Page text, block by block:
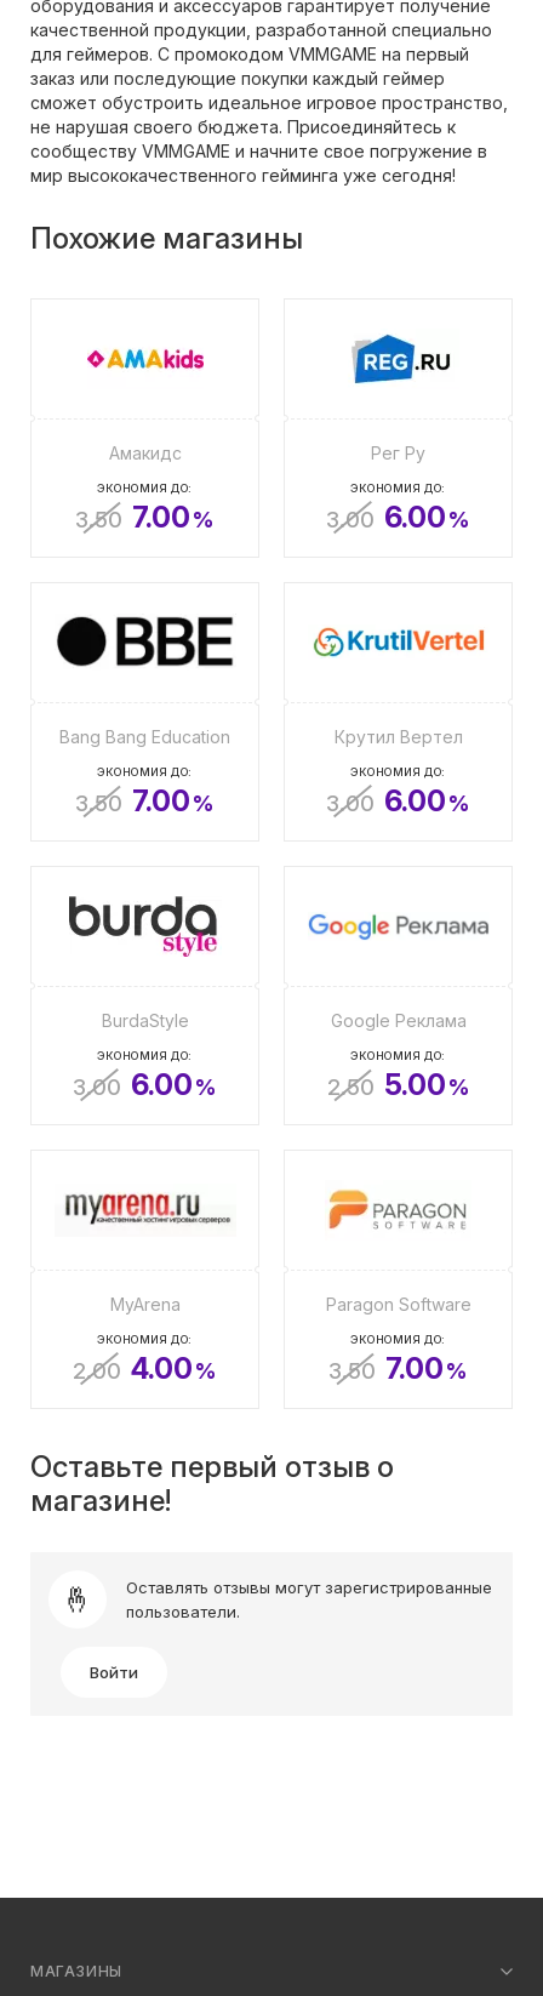
оборудования и аксессуаров гарантирует получение
качественной продукции, разработанной специально
для геймеров. С промокодом VMMGAME на первый
заказ или последующие покупки каждый геймер
сможет обустроить идеальное игровое пространство,
не нарушая своего бюджета. Присоединяйтесь к
сообществу VMMGAME и начните свое погружение в
мир высококачественного гейминга уже сегодня!
Похожие магазины
Амакидс
ЭКОНОМИЯ ДО:
3.50 7.00%
Рег Ру
ЭКОНОМИЯ ДО:
3.00 6.00%
Bang Bang Education
ЭКОНОМИЯ ДО:
3.50 7.00%
Крутил Вертел
ЭКОНОМИЯ ДО:
3.00 6.00%
BurdaStyle
ЭКОНОМИЯ ДО:
3.00 6.00%
Google Реклама
ЭКОНОМИЯ ДО:
2.50 5.00%
MyArena
ЭКОНОМИЯ ДО:
2.00 4.00%
Paragon Software
ЭКОНОМИЯ ДО:
3.50 7.00%
Оставьте первый отзыв о
магазине!
Оставлять отзывы могут зарегистрированные
пользователи.
Войти
МАГАЗИНЫ